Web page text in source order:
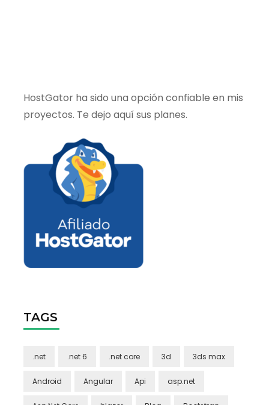
HostGator ha sido una opción confiable en mis
proyectos. Te dejo aquí sus planes.
TAGS
.net .net 6 .net core 3d 3ds max
Android Angular Api asp.net